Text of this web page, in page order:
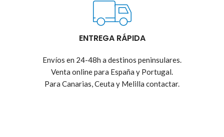
ENTREGA RÁPIDA
Envíos en 24-48h a destinos peninsulares.
Venta online para España y Portugal.
Para Canarias, Ceuta y Melilla contactar.